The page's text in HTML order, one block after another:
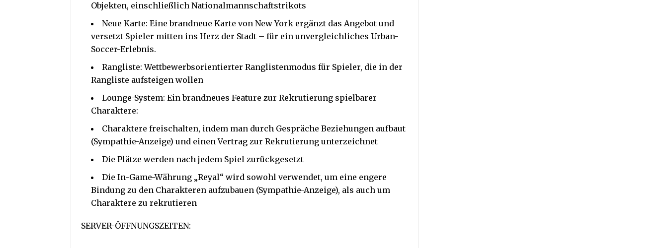
Objekten, einschließlich Nationalmannschaftstrikots
Neue Karte: Eine brandneue Karte von New York ergänzt das Angebot und
versetzt Spieler mitten ins Herz der Stadt – für ein unvergleichliches Urban-
Soccer-Erlebnis.
Rangliste: Wettbewerbsorientierter Ranglistenmodus für Spieler, die in der
Rangliste aufsteigen wollen
Lounge-System: Ein brandneues Feature zur Rekrutierung spielbarer
Charaktere:
Charaktere freischalten, indem man durch Gespräche Beziehungen aufbaut
(Sympathie-Anzeige) und einen Vertrag zur Rekrutierung unterzeichnet
Die Plätze werden nach jedem Spiel zurückgesetzt
Die In-Game-Währung „Reyal“ wird sowohl verwendet, um eine engere
Bindung zu den Charakteren aufzubauen (Sympathie-Anzeige), als auch um
Charaktere zu rekrutieren
SERVER-ÖFFNUNGSZEITEN: